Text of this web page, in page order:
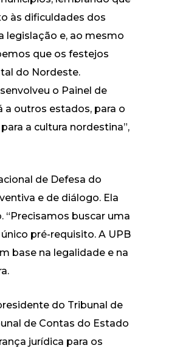
às dificuldades dos
legislação e, ao mesmo
que os festejos
do Nordeste.
o Painel de
a outros estados, para o
a cultura nordestina”,
de Defesa do
e de diálogo. Ela
buscar uma
pré-requisito. A UPB
base na legalidade e na
do Tribunal de
de Contas do Estado
jurídica para os